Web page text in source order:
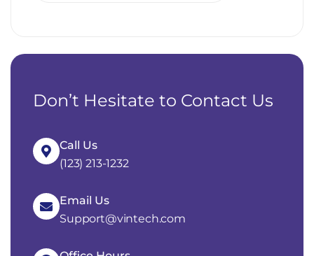
Don’t Hesitate to Contact Us
Call Us
(123) 213-1232
Email Us
Support@vintech.com